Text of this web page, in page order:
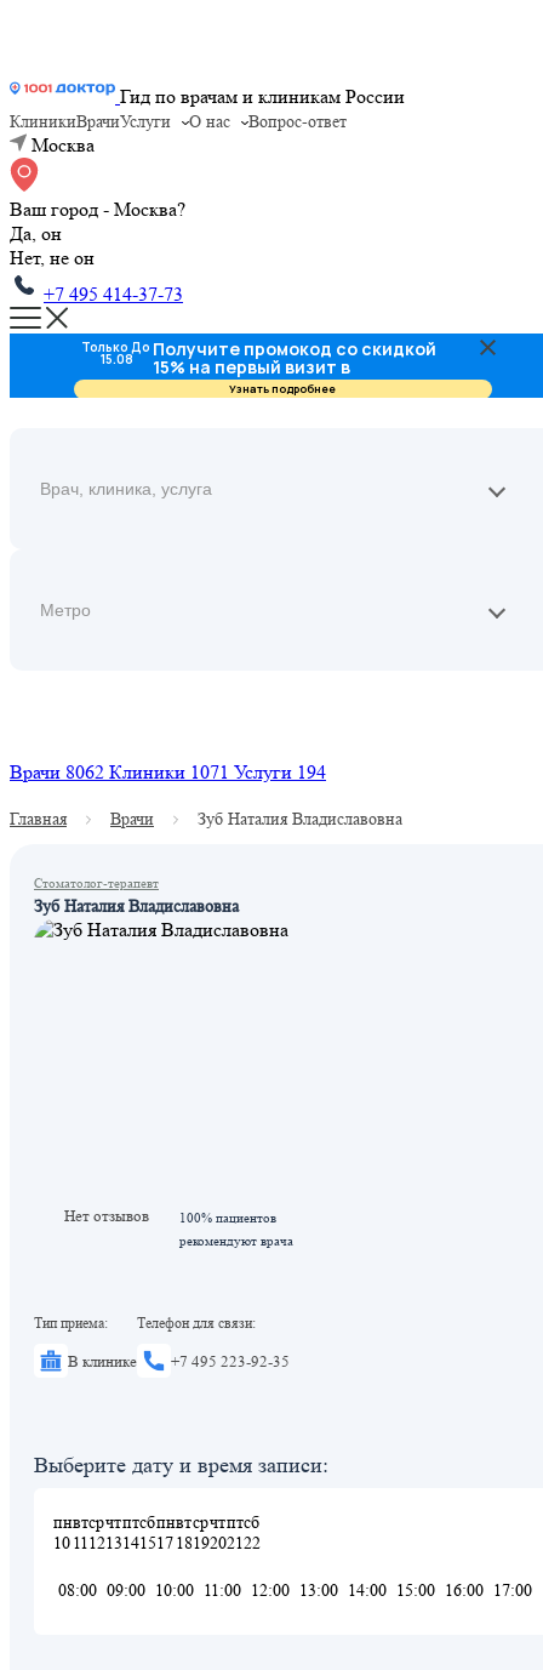
Гид по врачам и клиникам России
КлиникиВрачиУслуги О нас Вопрос-ответ
Москва
Ваш город - Москва?
Да, он
Нет, не он
+7 495 414-37-73
Врачи 8062 Клиники 1071 Услуги 194
Главная Врачи Зуб Наталия Владиславовна
Стоматолог-терапевт
Зуб Наталия Владиславовна
Нет отзывов
100% пациентов
рекомендуют врача
Тип приема:
В клинике
Телефон для связи:
+7 495 223-92-35
Выберите дату и время записи:
пн
10
вт
11
ср
12
чт
13
пт
14
сб
15
пн
17
вт
18
ср
19
чт
20
пт
21
сб
22
08:00 09:00 10:00 11:00 12:00 13:00 14:00 15:00 16:00 17:00
Только До
15.08 Получите промокод со скидкой
15% на первый визит в
стоматологию
Узнать подробнее